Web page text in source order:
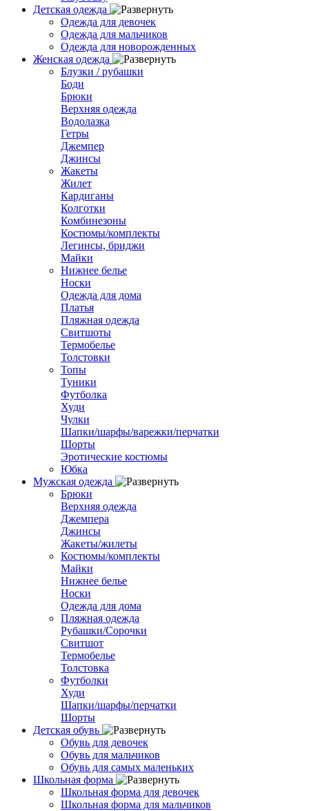
Детская одежда
Одежда для девочек
Одежда для мальчиков
Одежда для новорожденных
Женская одежда
Блузки / рубашки
Боди
Брюки
Верхняя одежда
Водолазка
Гетры
Джемпер
Джинсы
Жакеты
Жилет
Кардиганы
Колготки
Комбинезоны
Костюмы/комплекты
Легинсы, бриджи
Майки
Нижнее белье
Носки
Одежда для дома
Платья
Пляжная одежда
Свитшоты
Термобелье
Толстовки
Топы
Туники
Футболка
Худи
Чулки
Шапки/шарфы/варежки/перчатки
Шорты
Эротические костюмы
Юбка
Мужская одежда
Брюки
Верхняя одежда
Джемпера
Джинсы
Жакеты/жилеты
Костюмы/комплекты
Майки
Нижнее белье
Носки
Одежда для дома
Пляжная одежда
Рубашки/Сорочки
Свитшот
Термобелье
Толстовка
Футболки
Худи
Шапки/шарфы/перчатки
Шорты
Детская обувь
Обувь для девочек
Обувь для мальчиков
Обувь для самых маленьких
Школьная форма
Школьная форма для девочек
Школьная форма для мальчиков